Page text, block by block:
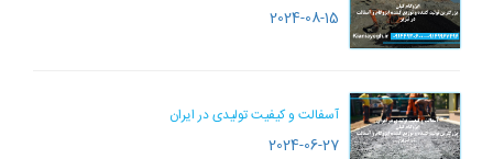
2024-08-15
آسفالت و کیفیت تولیدی در ایران
2024-06-27